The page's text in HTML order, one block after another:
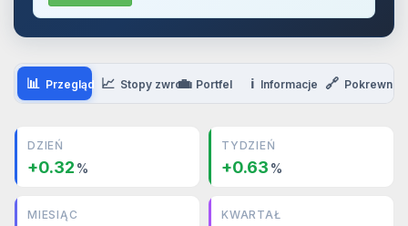
📊 Przegląd 📈 Stopy zwrotu
💼 Portfel ℹ️ Informacje 🔗 Pokrewne
DZIEŃ
+0.32 %
TYDZIEŃ
+0.63 %
MIESIĄC KWARTAŁ